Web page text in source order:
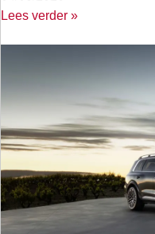
Lees verder »